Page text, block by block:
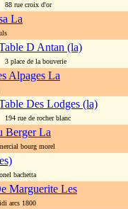
88 rue croix d'or
La
D Antan (la)
3 place de la bouverie
Alpages La
Des Lodges (la)
194 rue de rocher blanc
Berger La
bourg morel
bachetta
Marguerite Les
arcs 1800